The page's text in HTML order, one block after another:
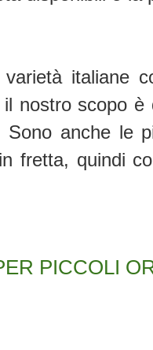
italiane
nostro scopo
Sono anche le
fretta, quindi
PICCOLI